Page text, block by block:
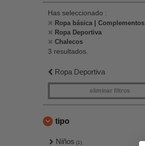
Has seleccionado :
Ropa básica | Complementos
Ropa Deportiva
Chalecos
3 resultados.
Ropa Deportiva
eliminar filtros
tipo
Niños (1)